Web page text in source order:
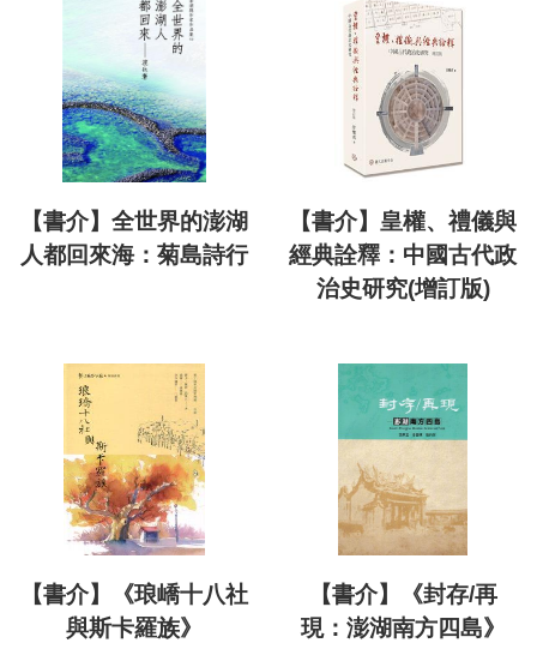
【書介】全世界的澎湖
人都回來海：菊島詩行
【書介】皇權、禮儀與
經典詮釋：中國古代政
治史研究(增訂版)
【書介】《琅嶠十八社
與斯卡羅族》
【書介】《封存/再
現：澎湖南方四島》